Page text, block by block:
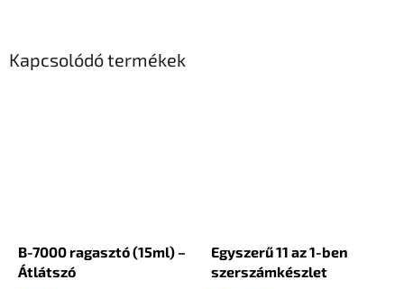
Kapcsolódó termékek
B-7000 ragasztó (15ml) –
Átlátszó
Egyszerű 11 az 1-ben
szerszámkészlet